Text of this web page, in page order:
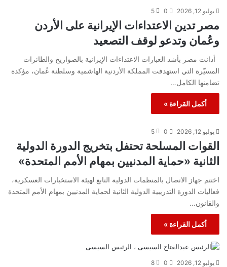
يوليو 12, 2026 0
5
مصر تدين الاعتداءات الإيرانية على الأردن
وعُمان وتدعو لوقف التصعيد
أدانت مصر بأشد العبارات الاعتداءات الإيرانية بالصواريخ والطائرات
المسيّرة التي استهدفت المملكة الأردنية الهاشمية وسلطنة عُمان، مؤكدة
تضامنها الكامل…
أكمل القراءة »
يوليو 12, 2026 0
5
القوات المسلحة تحتفل بتخريج الدورة الدولية
الثانية «حماية المدنيين بمهام الأمم المتحدة»
اختتم جهاز الاتصال بالمنظمات الدولية التابع لهيئة الاستخبارات العسكرية،
فعاليات الدورة التدريبية الدولية الثانية لحماية المدنيين بمهام الأمم المتحدة
والقانون…
أكمل القراءة »
يوليو 12, 2026 0
8